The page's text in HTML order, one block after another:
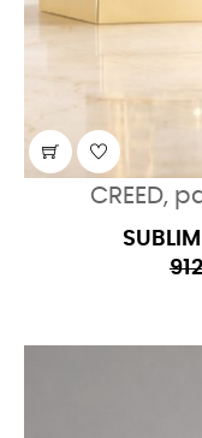
CREED,